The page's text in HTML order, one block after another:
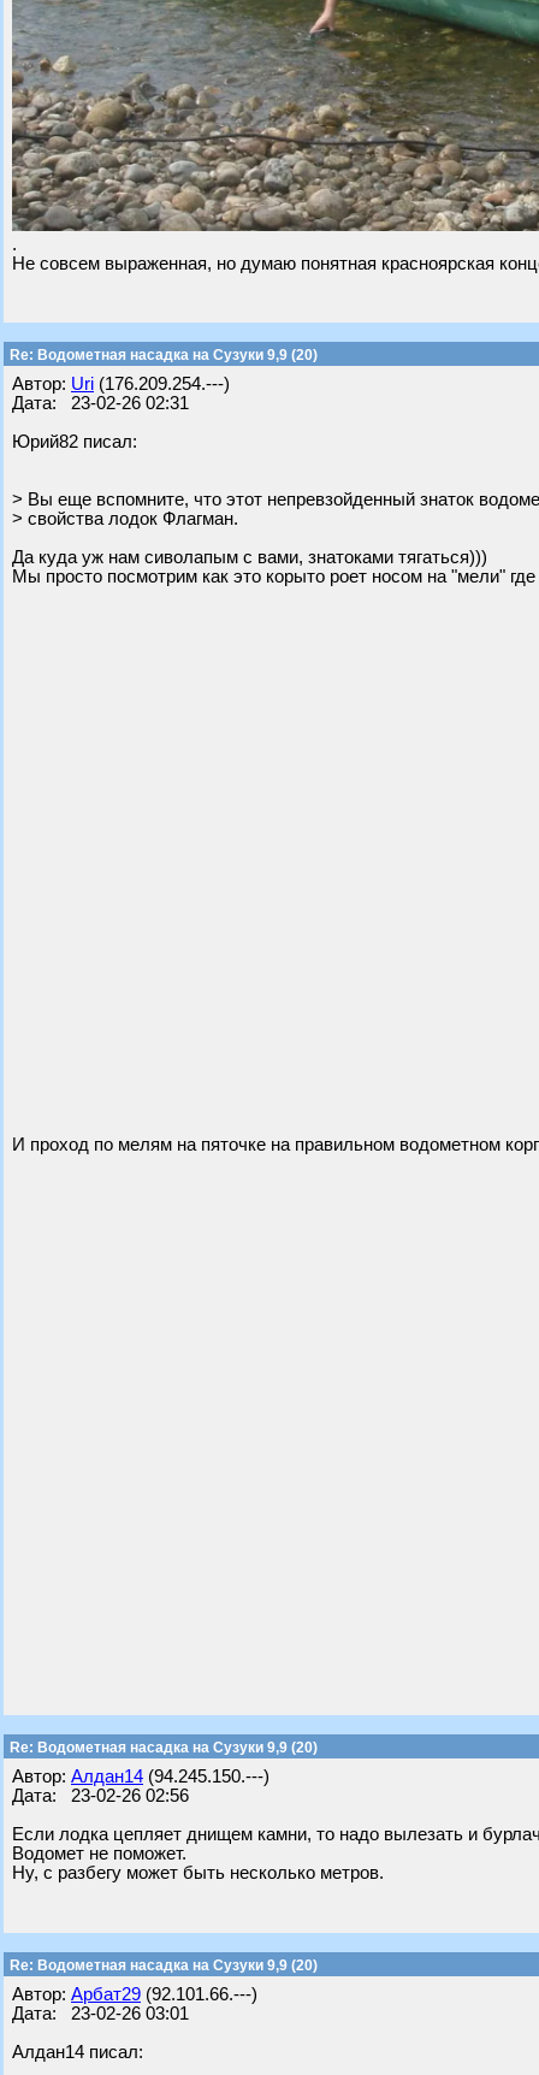
.
Не совсем выраженная, но думаю понятная красноярская
Re: Водометная насадка на Сузуки 9,9 (20)
Автор: Uri (176.209.254.---)
Дата: 23-02-26 02:31
Юрий82 писал:
> Вы еще вспомните, что этот непревзойденный знаток
> свойства лодок Флагман.
Да куда уж нам сиволапым с вами, знатоками тягаться)))
Мы просто посмотрим как это корыто роет носом на "мели"
И проход по мелям на пяточке на правильном водометном
Re: Водометная насадка на Сузуки 9,9 (20)
Автор: Алдан14 (94.245.150.---)
Дата: 23-02-26 02:56
Если лодка цепляет днищем камни, то надо вылезать и
Водомет не поможет.
Ну, с разбегу может быть несколько метров.
Re: Водометная насадка на Сузуки 9,9 (20)
Автор: Арбат29 (92.101.66.---)
Дата: 23-02-26 03:01
Алдан14 писал: